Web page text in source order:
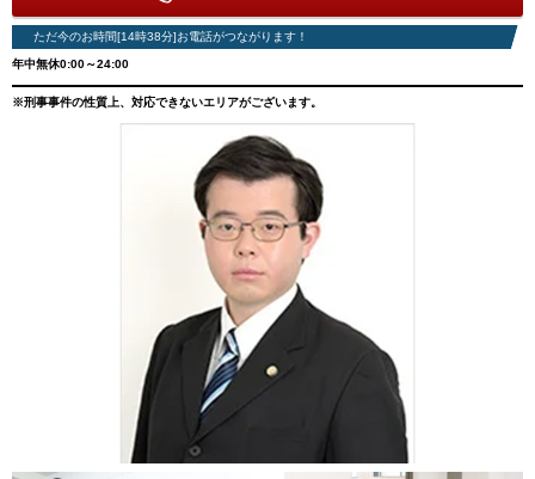
ただ今のお時間[14時38分]お電話がつながります！
年中無休0:00～24:00
※刑事事件の性質上、対応できないエリアがございます。